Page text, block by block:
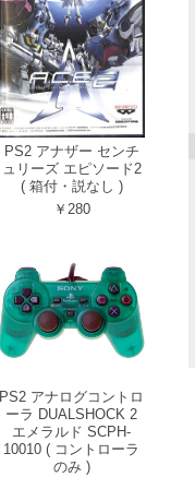
PS2 アナザー センチ
ュリーズ エピソード2
( 箱付・説なし )
￥280
PS2 アナログコントロ
ーラ DUALSHOCK 2
エメラルド SCPH-
10010 ( コントローラ
のみ )